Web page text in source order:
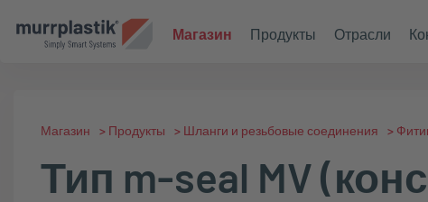
Магазин Продукты Отрасли
Магазин > Продукты > Шланги и резьбовые соединения >
Тип m-seal MV